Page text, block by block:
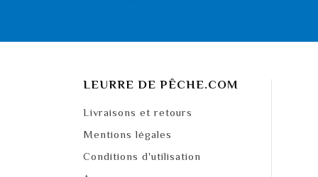
LEURRE DE PÊCHE.COM
Livraisons et retours
Mentions légales
Conditions d'utilisation